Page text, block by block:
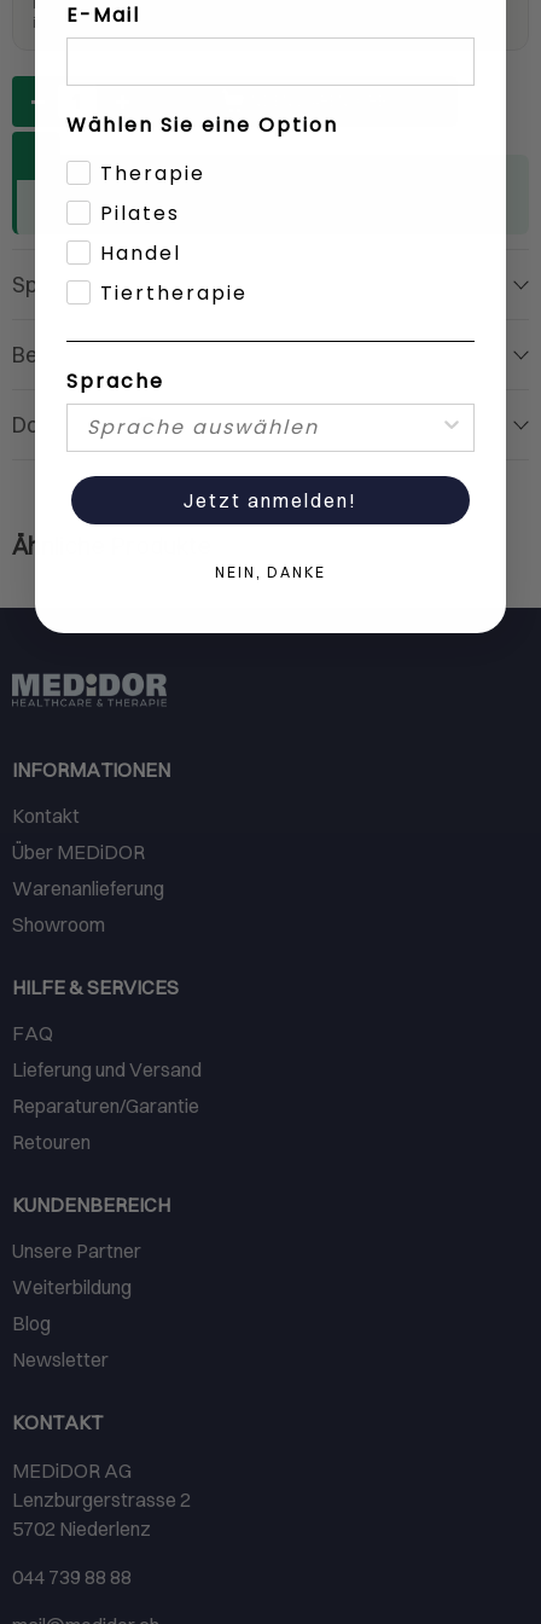
informiert.
Anzahl
Für Fachkundenpreise
registrieren
Spezifikationen
Beschreibung
Dokumente 0
Ähnliche Produkte
INFORMATIONEN
Kontakt
Über MEDiDOR
Warenanlieferung
Showroom
HILFE & SERVICES
FAQ
Lieferung und Versand
Reparaturen/Garantie
Retouren
KUNDENBEREICH
Unsere Partner
Weiterbildung
Blog
Newsletter
KONTAKT
MEDiDOR AG
Lenzburgerstrasse 2
5702 Niederlenz
044 739 88 88
E-Mail
Wählen Sie eine Option
Therapie
Pilates
Handel
Tiertherapie
Sprache
Jetzt anmelden!
NEIN, DANKE